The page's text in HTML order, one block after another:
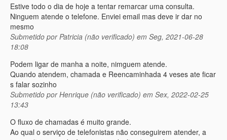
Estive todo o dia de hoje a tentar remarcar uma consulta.
Ninguem atende o telefone. Enviei email mas deve ir dar no
mesmo
Submetido por Patricia (não verificado) em Seg, 2021-06-28
18:08
Podem ligar de manha a noite, nimguem atende.
Quando atendem, chamada e Reencaminhada 4 veses ate ficar
s falar sozinho
Submetido porHenrique (não verificado) em Sex, 2022-02-25
13:43
O fluxo de chamadas é muito grande.
Ao qual o serviço de telefonistas não conseguirem atender, a